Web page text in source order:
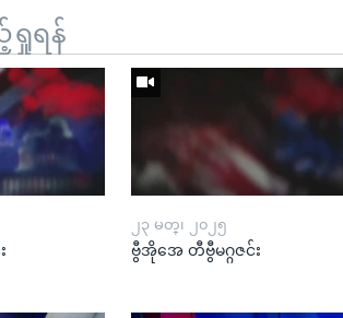
ရန်
၂၃ မတ္၊ ၂၀၂၅
ဗွီအိုအေ တီဗွီမဂ္ဂဇင်း